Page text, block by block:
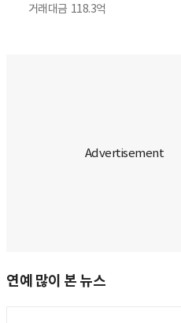
거래대금 118.3억
연예 많이 본 뉴스